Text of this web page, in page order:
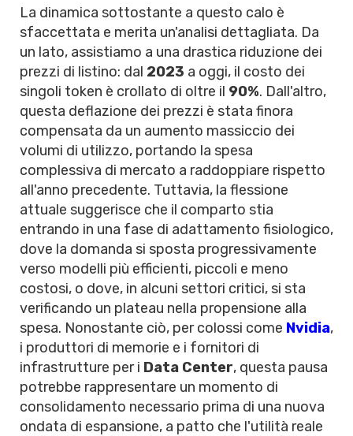
La dinamica sottostante a questo calo è
sfaccettata e merita un'analisi dettagliata. Da
un lato, assistiamo a una drastica riduzione dei
prezzi di listino: dal 2023 a oggi, il costo dei
singoli token è crollato di oltre il 90%. Dall'altro,
questa deflazione dei prezzi è stata finora
compensata da un aumento massiccio dei
volumi di utilizzo, portando la spesa
complessiva di mercato a raddoppiare rispetto
all'anno precedente. Tuttavia, la flessione
attuale suggerisce che il comparto stia
entrando in una fase di adattamento fisiologico,
dove la domanda si sposta progressivamente
verso modelli più efficienti, piccoli e meno
costosi, o dove, in alcuni settori critici, si sta
verificando un plateau nella propensione alla
spesa. Nonostante ciò, per colossi come Nvidia,
i produttori di memorie e i fornitori di
infrastrutture per i Data Center, questa pausa
potrebbe rappresentare un momento di
consolidamento necessario prima di una nuova
ondata di espansione, a patto che l'utilità reale